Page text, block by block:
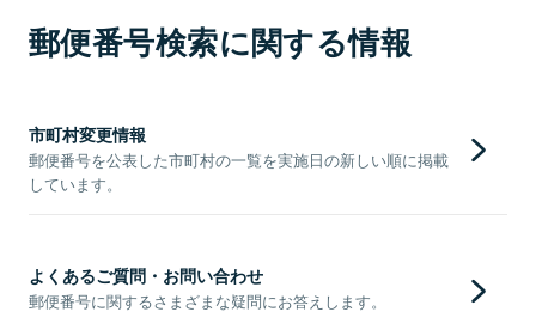
郵便番号検索に関する情報
市町村変更情報
郵便番号を公表した市町村の一覧を実施日の新しい順に掲載
しています。
よくあるご質問・お問い合わせ
郵便番号に関するさまざまな疑問にお答えします。